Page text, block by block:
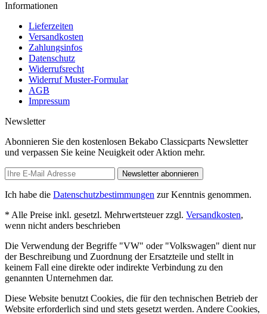
Informationen
Lieferzeiten
Versandkosten
Zahlungsinfos
Datenschutz
Widerrufsrecht
Widerruf Muster-Formular
AGB
Impressum
Newsletter
Abonnieren Sie den kostenlosen Bekabo Classicparts Newsletter
und verpassen Sie keine Neuigkeit oder Aktion mehr.
Newsletter abonnieren
Ich habe die Datenschutzbestimmungen zur Kenntnis genommen.
* Alle Preise inkl. gesetzl. Mehrwertsteuer zzgl. Versandkosten,
wenn nicht anders beschrieben
Die Verwendung der Begriffe "VW" oder "Volkswagen" dient nur
der Beschreibung und Zuordnung der Ersatzteile und stellt in
keinem Fall eine direkte oder indirekte Verbindung zu den
genannten Unternehmen dar.
Diese Website benutzt Cookies, die für den technischen Betrieb der
Website erforderlich sind und stets gesetzt werden. Andere Cookies,